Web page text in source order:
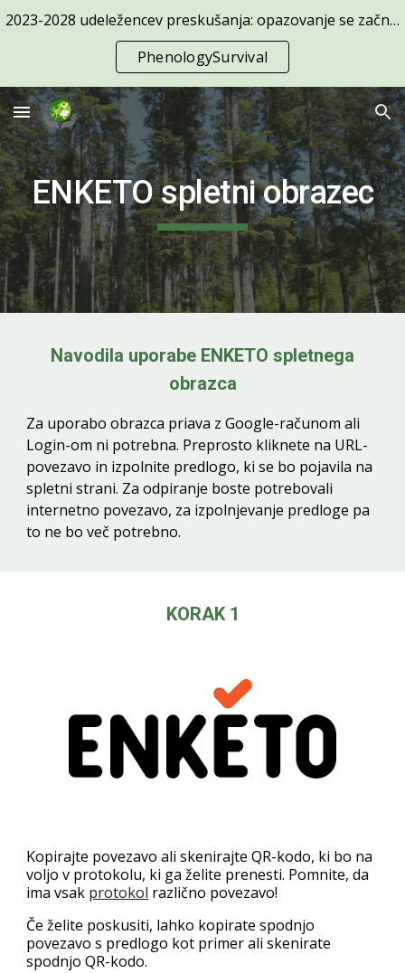
Skip to navigation
2023-2028 udeležencev preskušanja: opazovanje se začne 1. april
PhenologySurvival
ENKETOspletni obrazec
Navodila uporabe ENKETO spletnega
obrazca
Za uporabo obrazca priava z Google-računom ali
Login-om ni potrebna. Preprosto kliknete na URL-
povezavo in izpolnite predlogo, ki se bo pojavila na
spletni strani. Za odpiranje boste potrebovali
internetno povezavo, za izpolnjevanje predloge pa
to ne bo več potrebno.
KORAK 1
Kopirajte povezavo ali skenirajte QR-kodo, ki bo na
voljo v protokolu, ki ga želite prenesti. Pomnite, da
ima vsak protokol različno povezavo!
Če želite poskusiti, lahko kopirate spodnjo
povezavo s predlogo kot primer ali skenirate
spodnjo QR-kodo.